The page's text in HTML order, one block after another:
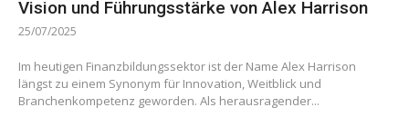
Vision und Führungsstärke von Alex Harrison
25/07/2025
Im heutigen Finanzbildungssektor ist der Name Alex Harrison
längst zu einem Synonym für Innovation, Weitblick und
Branchenkompetenz geworden. Als herausragender...